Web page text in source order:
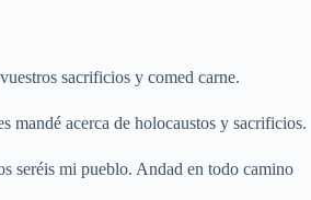
sacrificios y comed carne.
mandé acerca de holocaustos y sacrificios.
seréis mi pueblo. Andad en todo camino